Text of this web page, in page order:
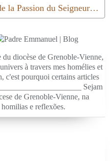
Dimanche des Rameaux et de la Passion du Seigneur | Année B | 2024
du diocèse de Grenoble-Vienne,
à travers mes homélies et
c'est pourquoi certains articles
Sejam
de Grenoble-Vienne, na
e reflexões.